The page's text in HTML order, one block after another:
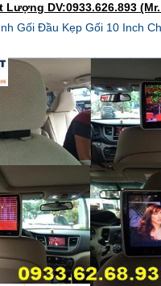
Lượng DV:0933.626.893
Gối Đầu Kẹp Gối 10 Inch